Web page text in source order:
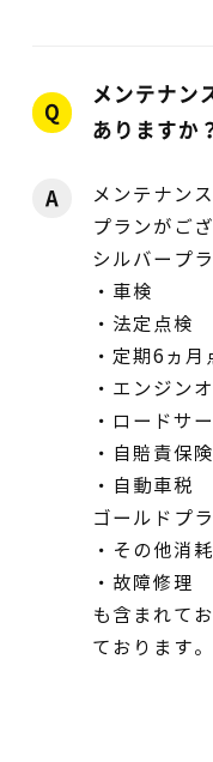
Q
メンテナン
ありますか
A
メンテナン
プランがご
シルバープ
・車検
・法定点検
・定期6ヵ月
・エンジン
・ロードサ
・自賠責保
・自動車税
ゴールドプ
・その他消
・故障修理
も含まれて
ております。